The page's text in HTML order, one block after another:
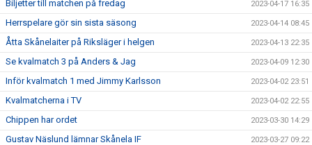
Biljetter till matchen på fredag 2023-04-17 16:35
Herrspelare gör sin sista säsong 2023-04-14 08:45
Åtta Skånelaiter på Riksläger i helgen 2023-04-13 22:35
Se kvalmatch 3 på Anders & Jag 2023-04-09 12:30
Inför kvalmatch 1 med Jimmy Karlsson 2023-04-02 23:51
Kvalmatcherna i TV 2023-04-02 22:55
Chippen har ordet 2023-03-30 14:29
Gustav Näslund lämnar Skånela IF 2023-03-27 09:22